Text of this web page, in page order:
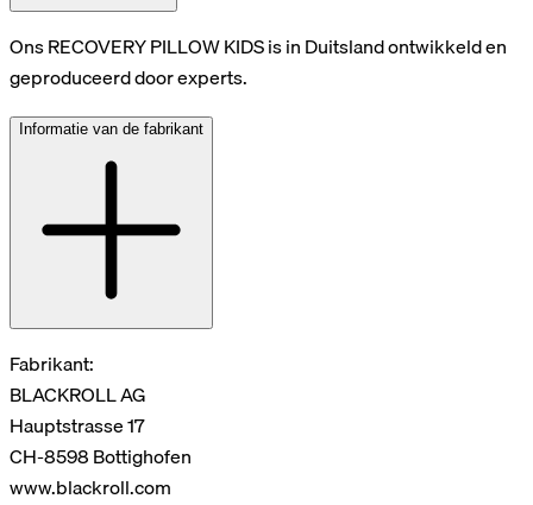
Ons RECOVERY PILLOW KIDS is in Duitsland ontwikkeld en
geproduceerd door experts.
Informatie van de fabrikant
Fabrikant:
BLACKROLL AG
Hauptstrasse 17
CH-8598 Bottighofen
www.blackroll.com